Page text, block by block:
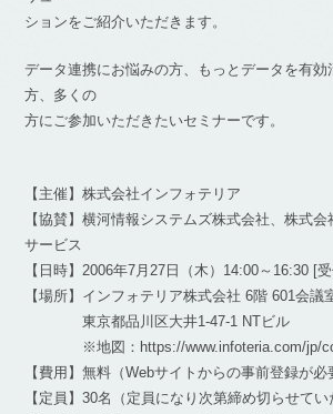
ションをご紹介いただきます。
データ連携にお悩みの方、もっとデータを有
方、多くの
方にご参加いただきたいセミナーです。
【主催】株式会社インフォテリア
【協賛】横河情報システムズ株式会社、株式
サービス
【日時】2006年7月27日（木）14:00～16:30 [
【場所】インフォテリア株式会社 6階 601会議
東京都品川区大井1-47-1 NTビル
※地図：https://www.infoteria.com/jp/
【費用】無料（Webサイトからの事前登録が必
【定員】30名（定員になり次第締め切らせてい